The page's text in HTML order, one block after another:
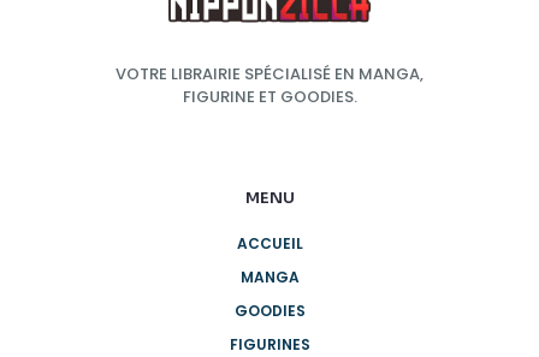
VOTRE LIBRAIRIE SPÉCIALISÉ EN MANGA,
FIGURINE ET GOODIES.
MENU
ACCUEIL
MANGA
GOODIES
FIGURINES